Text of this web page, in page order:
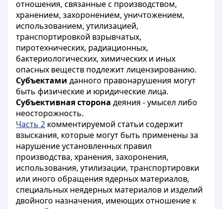
отношения, связанные с производством,
хранением, захоронением, уничтожением,
использованием, утилизацией,
транспортировкой взрывчатых,
пиротехнических, радиационных,
бактериологических, химических и иных
опасных веществ подлежит лицензированию.
Субъектами данного правонарушения могут
быть физические и юридические лица.
Субъективная сторона деяния - умысел либо
неосторожность.
Часть 2 комментируемой статьи содержит
взыскания, которые могут быть применены за
нарушение установленных правил
производства, хранения, захоронения,
использования, утилизации, транспортировки
или иного обращения ядерных материалов,
специальных неядерных материалов и изделий
двойного назначения, имеющих отношение к